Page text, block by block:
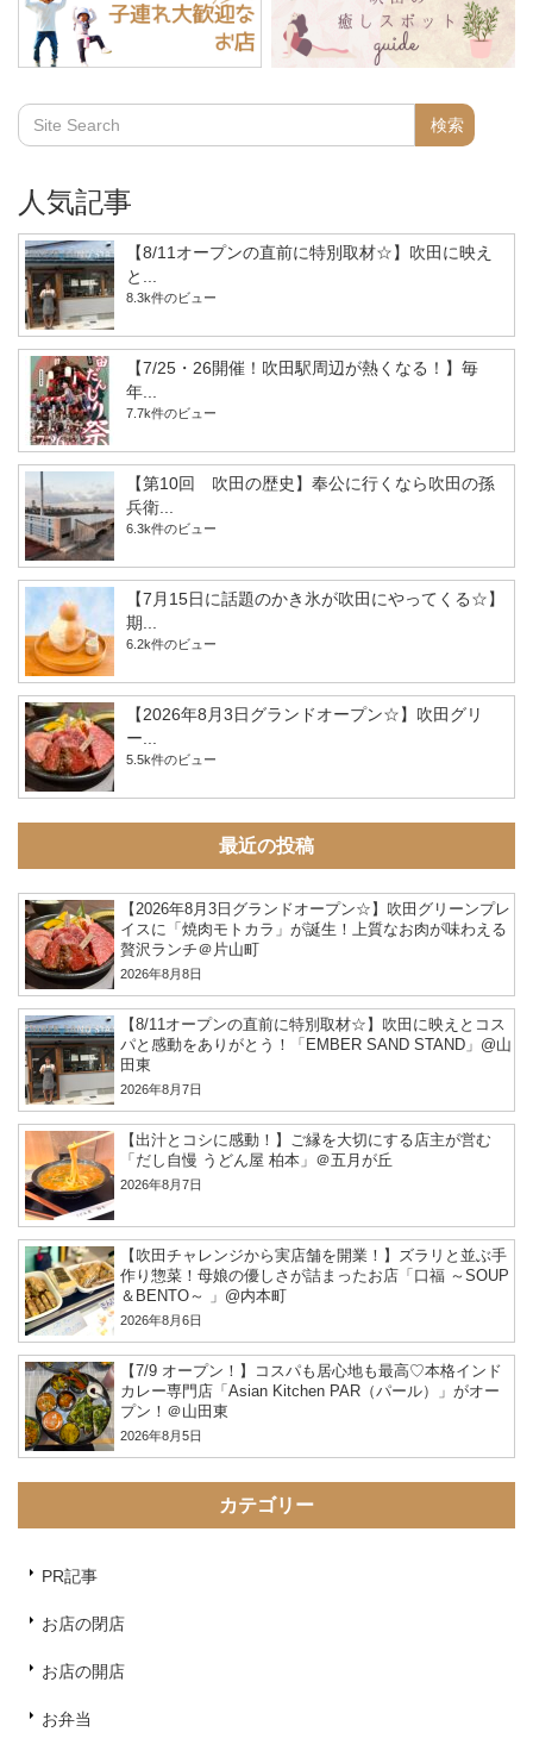
人気記事
【8/11オープンの直前に特別取材☆】吹田に映え
と...
8.3k件のビュー
【7/25・26開催！吹田駅周辺が熱くなる！】毎
年...
7.7k件のビュー
【第10回 吹田の歴史】奉公に行くなら吹田の孫
兵衛...
6.3k件のビュー
【7月15日に話題のかき氷が吹田にやってくる☆】
期...
6.2k件のビュー
【2026年8月3日グランドオープン☆】吹田グリ
ー...
5.5k件のビュー
最近の投稿
【2026年8月3日グランドオープン☆】吹田グリーンプレ
イスに「焼肉モトカラ」が誕生！上質なお肉が味わえる
贅沢ランチ＠片山町
2026年8月8日
【8/11オープンの直前に特別取材☆】吹田に映えとコス
パと感動をありがとう！「EMBER SAND STAND」@山
田東
2026年8月7日
【出汁とコシに感動！】ご縁を大切にする店主が営む
「だし自慢 うどん屋 柏本」＠五月が丘
2026年8月7日
【吹田チャレンジから実店舗を開業！】ズラリと並ぶ手
作り惣菜！母娘の優しさが詰まったお店「口福 ～SOUP
＆BENTO～ 」@内本町
2026年8月6日
【7/9 オープン！】コスパも居心地も最高♡本格インド
カレー専門店「Asian Kitchen PAR（パール）」がオー
プン！＠山田東
2026年8月5日
カテゴリー
PR記事
お店の閉店
お店の開店
お弁当